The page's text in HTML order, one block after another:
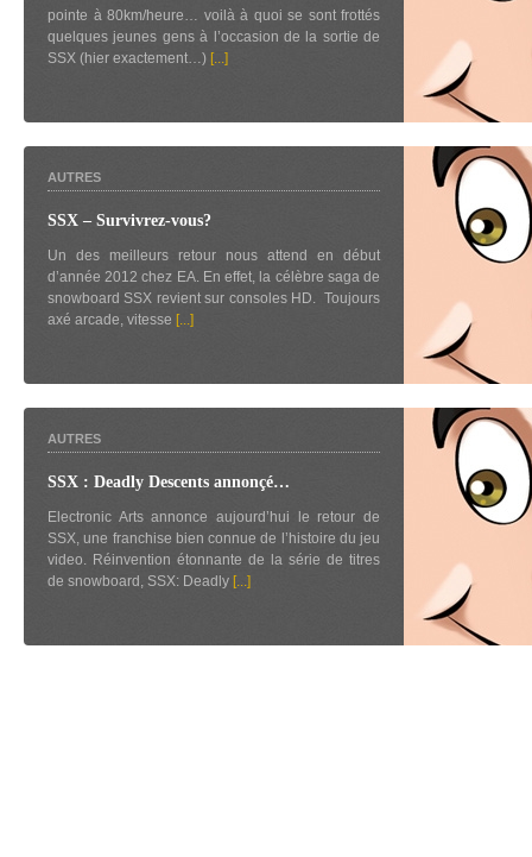
pointe à 80km/heure… voilà à quoi se sont frottés
quelques jeunes gens à l’occasion de la sortie de
SSX (hier exactement…) [...]
AUTRES
SSX – Survivrez-vous?
Un des meilleurs retour nous attend en début
d’année 2012 chez EA. En effet, la célèbre saga de
snowboard SSX revient sur consoles HD. Toujours
axé arcade, vitesse [...]
AUTRES
SSX : Deadly Descents annonçé…
Electronic Arts annonce aujourd’hui le retour de
SSX, une franchise bien connue de l’histoire du jeu
video. Réinvention étonnante de la série de titres
de snowboard, SSX: Deadly [...]